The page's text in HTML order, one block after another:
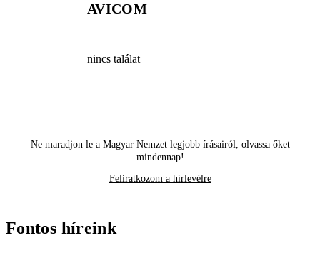
AVICOM
nincs találat
Ne maradjon le a Magyar Nemzet legjobb írásairól, olvassa őket
mindennap!
Feliratkozom a hírlevélre
Fontos híreink